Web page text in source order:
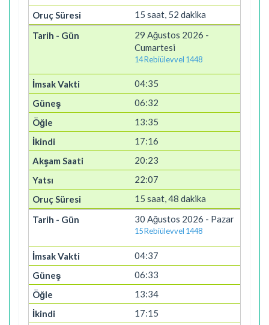
15 saat, 52 dakika
29 Ağustos 2026 -
Cumartesi
14 Rebiülevvel 1448
04:35
06:32
13:35
17:16
20:23
22:07
15 saat, 48 dakika
30 Ağustos 2026 - Pazar
15 Rebiülevvel 1448
04:37
06:33
13:34
17:15